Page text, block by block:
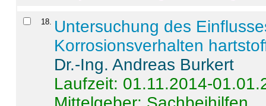
18
Untersuchung des
Korrosionsverhalten
Dr.-Ing. Andreas Burkert
Laufzeit: 01.11.2014-